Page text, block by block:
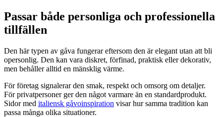
Passar både personliga och professionella
tillfällen
Den här typen av gåva fungerar eftersom den är elegant utan att bli
opersonlig. Den kan vara diskret, förfinad, praktisk eller dekorativ,
men behåller alltid en mänsklig värme.
För företag signalerar den smak, respekt och omsorg om detaljer.
För privatpersoner ger den något varmare än en standardprodukt.
Sidor med italiensk gåvoinspiration visar hur samma tradition kan
passa många olika situationer.